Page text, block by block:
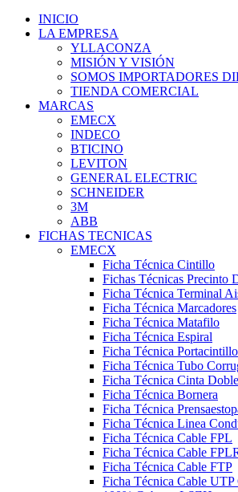
INICIO
LA EMPRESA
YLLACONZA
MISIÓN Y VISIÓN
SOMOS IMPORTADORES
TIENDA COMERCIAL
MARCAS
EMECX
INDECO
BTICINO
LEVITON
GENERAL ELECTRIC
SCHNEIDER
3M
ABB
FICHAS TECNICAS
EMECX
Ficha Técnica Cintillo
Fichas Técnicas Precinto
Ficha Técnica Terminal
Ficha Técnica Marcadores
Ficha Técnica Matafilo
Ficha Técnica Espiral
Ficha Técnica Portacintillo
Ficha Técnica Tubo
Ficha Técnica Cinta
Ficha Técnica Bornera
Ficha Técnica
Ficha Técnica Linea
Ficha Técnica Cable FPL
Ficha Técnica Cable
Ficha Técnica Cable FTP
Ficha Técnica Cable